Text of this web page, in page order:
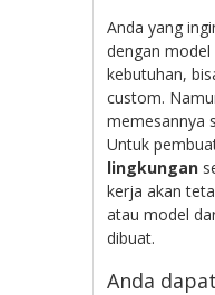
Anda yang
dengan model
kebutuhan,
custom.
memesannya
Untuk
lingkungan
kerja akan
atau model
dibuat.
Anda